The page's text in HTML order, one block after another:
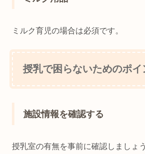
ミルク育児の場合は必須です。
授乳で困らないためのポイ
施設情報を確認する
授乳室の有無を事前に確認しましょう